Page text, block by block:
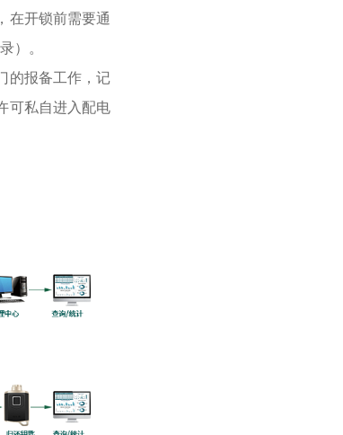
在开锁前需要通
）。
的报备工作，记
可私自进入配电